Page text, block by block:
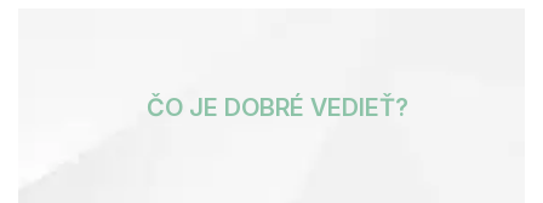
ČO JE DOBRÉ VEDIEŤ?